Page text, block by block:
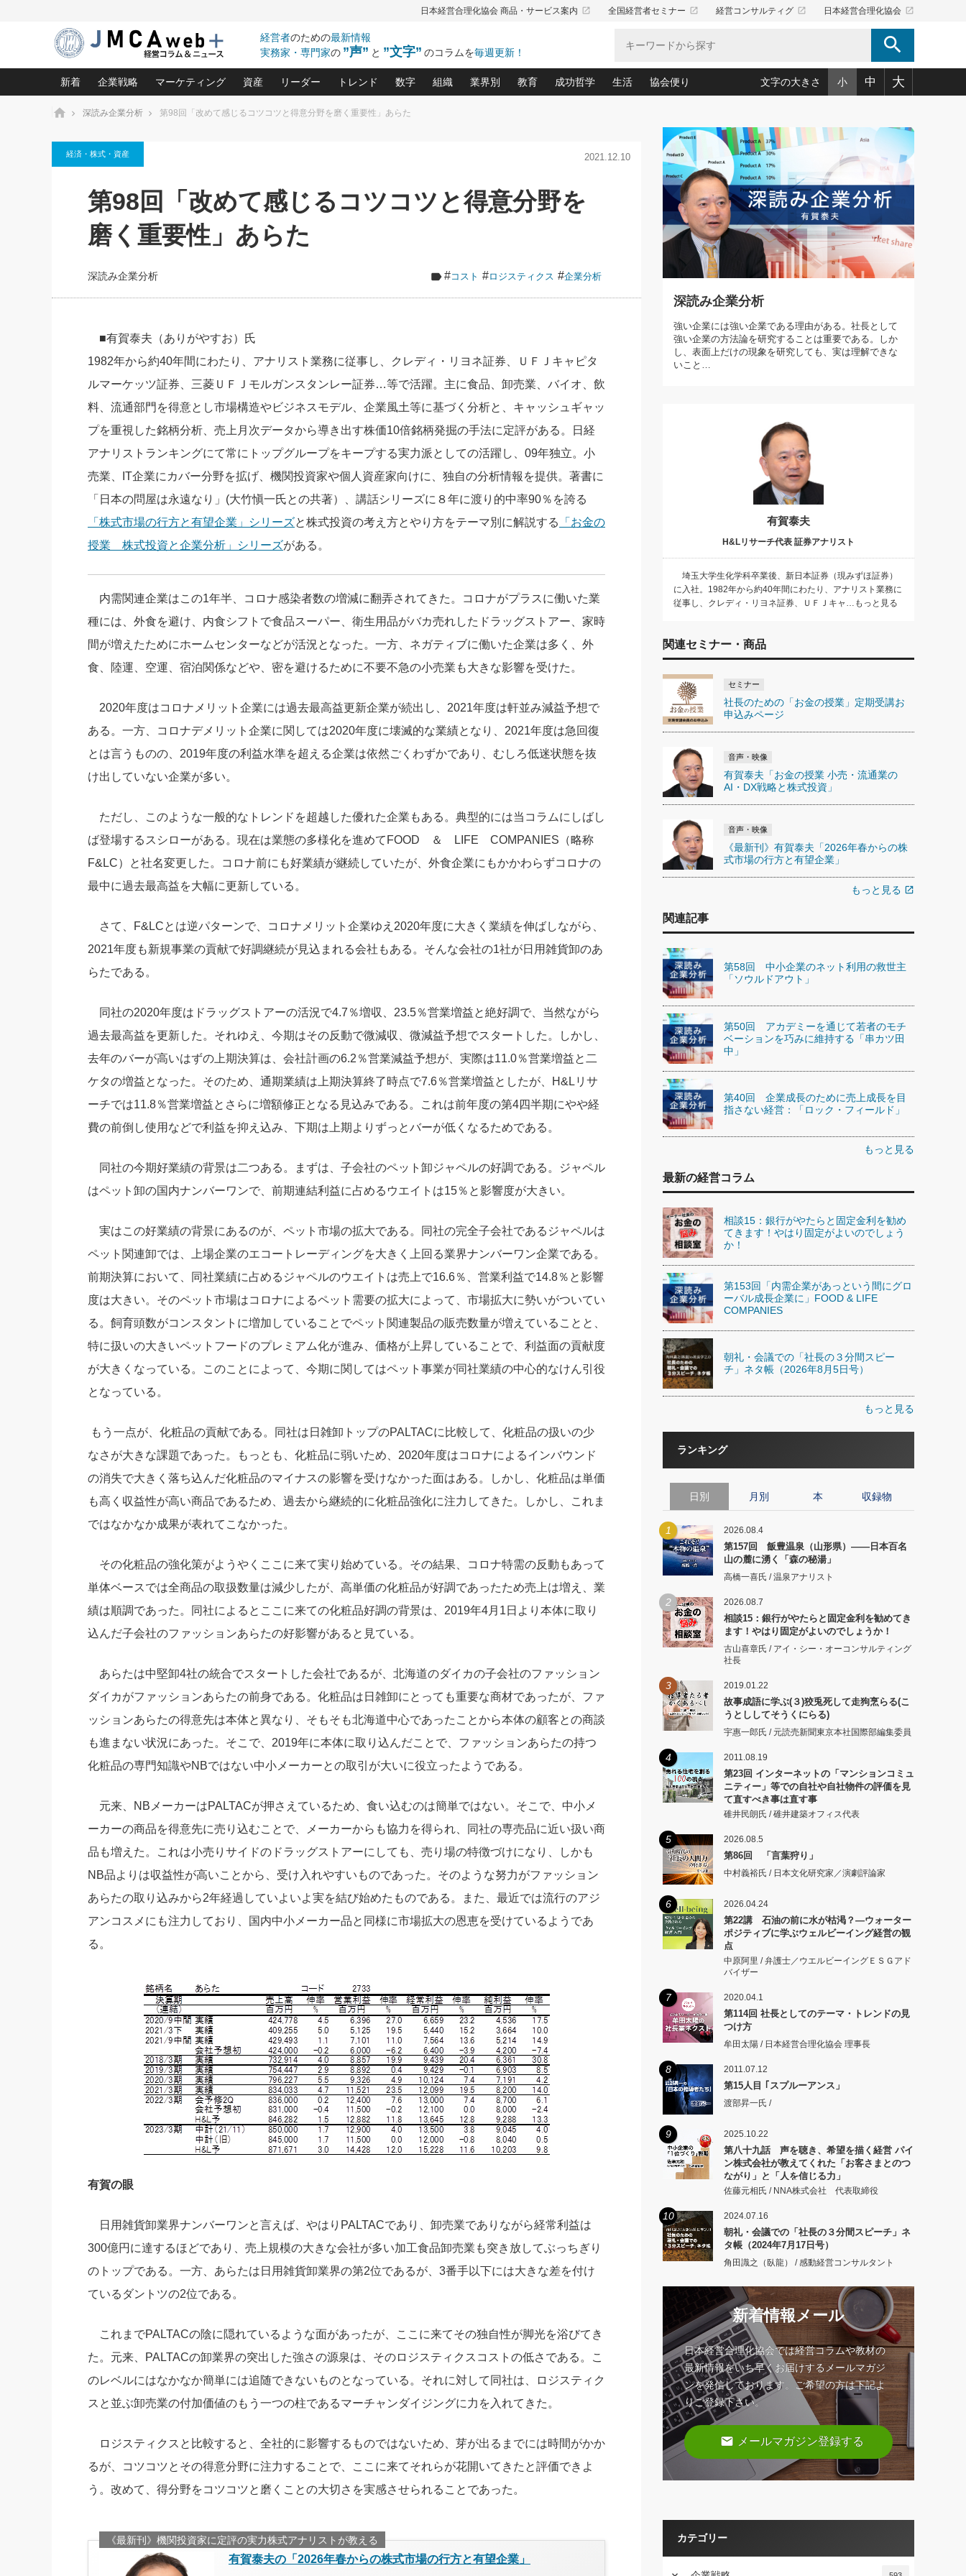
日本経営合理化協会 商品・サービス案内 launch 全国経営者セミナー launch 経営コンサルティグ launch 日本経営合理化協会 launch
経営者のための最新情報
実務家・専門家の ”声” と ”文字” のコラムを毎週更新！ search
新着
相談15：銀行がやたらと固定金
利を勧めてきます！やはり固定
がよいのでしょうか！
2026.08.7
第153回「内需企業があっとい
う間にグローバル成長企業に」
FOOD & LIFE COMPANIES
朝礼・会議での「社長の３分間
日号）
2026.08.5
第86回 「言葉狩り」
もっとみる
企業戦略
中小企業の「１位づくり」戦略(96)
利益を最大化する「業務改善」横田尚哉氏(5)
強い会社を築く ビジネス・クリニック(240)
日本レーザー「人を大切にしながら利益を上げる経営」の極意
(3)
武器としてのM&A入門(3)
社長のための“儲かる通販”戦略視点(151)
継続経営 百話百行(85)
マーケティング
ロングセラーの玉手箱(9)
大復活＆快進撃！ユニバーサルスタジオジャパンの成功要因と
は(5)
資産
中国経済の最新動向(204)
事業承継の前に、決めておきたい、知っておきたい、やってお
きたいコト(12)
会社と社長のための資産管理講座(95)
リーダー
ピョートル・F・グジバチの『経営戦略の新常識』(12)
指導者たる者かくあるべし(635)
朝礼・会議での「社長の３分間スピーチ」ネタ帳(159)
楠木建の「経営知になる考え方」(57)
次もあなたにお願いしたいと思われる「一流の仕事術」(28)
酒井英之の社長のビジョン実現道場(10)
トレンド
北村森の「今月のヒット商品」(109)
数字
おカネが残る決算書にするために、やっておきたいこと(34)
会社を守り抜くための緊急対策(100)
強い決算書の会社はココが違う！(36)
決算書の“見える化”術(12)
組織
職場の生産性を下げるハラスメントの予防策(10)
賃金決定の定石(68)
顧客・社員・社会から支持される「ウェルビーイング経営入
業界別
大久保一彦の“流行る”お店の仕組みづくり(210)
柿内幸夫─社長のための現場改善(174)
教育
あなただからお願いしたいと思われる 気配りの達人(127)
クレーム対応 実践マニュアル(92)
クレーム対応の新知識と新常識(57)
デキル社員に育てる！ 社員教育の決め手(203)
東川鷹年の「中小企業の人育て」(38)
業績アップにつながる！ワンランク上の手紙・メール術(100)
行動科学マネジメント(5)
成功哲学
中国哲学に学ぶ 不況は会社守成の好機(38)
令和時代の「社長の人間力の磨き方」(86)
先人の名句名言の教え 東洋思想に学ぶ経営学(132)
渡部昇一の「日本の指導者たち」(32)
経営に活かす“十八史略”(30)
生活
おのころ心平の ──社長のための「か・ら・だマネジメント」
(50)
デジタルＡＶを味方に！新・仕事術(180)
リーダー脳の鍛え方(32)
ワインを楽しむ基礎レッスン(12)
必読！社長が読むべき今月の4冊(88)
眼と耳で楽しむ読書術(162)
社長の「氣」(30)
米国スポーツ・ビジネスに学ぶ心理学(98)
高橋一喜の『これぞ！"本物の温泉"』(157)
協会便り
「愛読者通信」著者インタビュー(44)
ビジネス見聞録 経営ニュース(100)
作間信司の経営無形庵(けいえいむぎょうあん)(166)
経営セミナー情報局(1)
繁栄への着眼点 牟田太陽(76)
講話を聞いて学ぼう 実学・耳学・磨く「ミミガク」のすすめ
文字の大きさ 小 中 大
ホーム 深読み企業分析 第98回「改めて感じるコツコツと得意分野を磨く重要性」あらた
経済・株式・資産 2021.12.10
第98回「改めて感じるコツコツと得意分野を
磨く重要性」あらた
深読み企業分析 #コスト #ロジスティクス #企業分析
■有賀泰夫（ありがやすお）氏
1982年から約40年間にわたり、アナリスト業務に従事し、クレディ・リヨネ証券、ＵＦＪキャピタ
ルマーケッツ証券、三菱ＵＦＪモルガンスタンレー証券…等で活躍。主に食品、卸売業、バイオ、飲
料、流通部門を得意とし市場構造やビジネスモデル、企業風土等に基づく分析と、キャッシュギャッ
プを重視した銘柄分析、売上月次データから導き出す株価10倍銘柄発掘の手法に定評がある。日経
アナリストランキングにて常にトップグループをキープする実力派としての活躍し、09年独立。小
売業、IT企業にカバー分野を拡げ、機関投資家や個人資産家向けに、独自の分析情報を提供。著書に
「日本の問屋は永遠なり」(大竹愼一氏との共著）、講話シリーズに８年に渡り的中率90％を誇る
「株式市場の行方と有望企業」シリーズと株式投資の考え方とやり方をテーマ別に解説する
「お金の
授業 株式投資と企業分析」シリーズがある。
内需関連企業はこの1年半、コロナ感染者数の増減に翻弄されてきた。コロナがプラスに働いた業
種には、外食を避け、内食シフトで食品スーパー、衛生用品がバカ売れしたドラッグストアー、家時
間が増えたためにホームセンターなどが活況となった。一方、ネガティブに働いた企業は多く、外
食、陸運、空運、宿泊関係などや、密を避けるために不要不急の小売業も大きな影響を受けた。
2020年度はコロナメリット企業には過去最高益更新企業が続出し、2021年度は軒並み減益予想で
ある。一方、コロナデメリット企業に関しては2020年度に壊滅的な業績となり、2021年度は急回復
とは言うものの、2019年度の利益水準を超える企業は依然ごくわずかであり、むしろ低迷状態を抜
け出していない企業が多い。
ただし、このような一般的なトレンドを超越した優れた企業もある。典型的には当コラムにしばし
ば登場するスシローがある。現在は業態の多様化を進めてFOOD ＆ LIFE COMPANIES（略称
F&LC）と社名変更した。コロナ前にも好業績が継続していたが、外食企業にもかかわらずコロナの
最中に過去最高益を大幅に更新している。
さて、F&LCとは逆パターンで、コロナメリット企業ゆえ2020年度に大きく業績を伸ばしながら、
2021年度も新規事業の貢献で好調継続が見込まれる会社もある。そんな会社の1社が日用雑貨卸のあ
らたである。
同社の2020年度はドラッグストアーの活況で4.7％増収、23.5％営業増益と絶好調で、当然ながら
過去最高益を更新した。それゆえ、今期はその反動で微減収、微減益予想でスタートした。しかし、
去年のバーが高いはずの上期決算は、会社計画の6.2％営業減益予想が、実際は11.0％営業増益と二
ケタの増益となった。そのため、通期業績は上期決算終了時点で7.6％営業増益としたが、H&Lリサ
ーチでは11.8％営業増益とさらに増額修正となる見込みである。これは前年度の第4四半期にやや経
費の前倒し使用などで利益を抑え込み、下期は上期よりずっとバーが低くなるためである。
同社の今期好業績の背景は二つある。まずは、子会社のペット卸ジャペルの好調である。ジャペル
はペット卸の国内ナンバーワンで、前期連結利益に占めるウエイトは15％と影響度が大きい。
実はこの好業績の背景にあるのが、ペット市場の拡大である。同社の完全子会社であるジャペルは
ペット関連卸では、上場企業のエコートレーディングを大きく上回る業界ナンバーワン企業である。
前期決算において、同社業績に占めるジャペルのウエイトは売上で16.6％、営業利益で14.8％と影響
度は大きい。そのペット市場はコロナによるペット需要の拡大によって、市場拡大に勢いがついてい
る。飼育頭数がコンスタントに増加していることでペット関連製品の販売数量が増えていることと、
特に扱いの大きいペットフードのプレミアム化が進み、価格が上昇していることで、利益面の貢献度
が大きくなっている。このことによって、今期に関してはペット事業が同社業績の中心的なけん引役
となっている。
もう一点が、化粧品の貢献である。同社は日雑卸トップのPALTACに比較して、化粧品の扱いの少
なさが大きな課題であった。もっとも、化粧品に弱いため、2020年度はコロナによるインバウンド
の消失で大きく落ち込んだ化粧品のマイナスの影響を受けなかった面はある。しかし、化粧品は単価
も高く収益性が高い商品であるため、過去から継続的に化粧品強化に注力してきた。しかし、これま
ではなかなか成果が表れてこなかった。
その化粧品の強化策がようやくここに来て実り始めている。その結果、コロナ特需の反動もあって
単体ベースでは全商品の取扱数量は減少したが、高単価の化粧品が好調であったため売上は増え、業
績は順調であった。同社によるとここに来ての化粧品好調の背景は、2019年4月1日より本体に取り
込んだ子会社のファッションあらたの好影響があると見ている。
あらたは中堅卸4社の統合でスタートした会社であるが、北海道のダイカの子会社のファッション
ダイカがファッションあらたの前身である。化粧品は日雑卸にとっても重要な商材であったが、ファ
ッションあらたの得意先は本体と異なり、そもそも北海道中心であったことから本体の顧客との商談
も進まない状況にあった。そこで、2019年に本体に取り込んだことで、ファッションあらたの持つ
化粧品の専門知識やNBではない中小メーカーとの取引が大いに役立ったようである。
元来、NBメーカーはPALTACが押さえているため、食い込むのは簡単ではない。そこで、中小メ
ーカーの商品を得意先に売り込むことで、メーカーからも協力を得られ、同社の専売品に近い扱い商
品も増えた。これは小売りサイドのドラッグストアーにしても、売り場の特徴づけになり、しかも
NB品よりは収益性が高いことから、受け入れやすいものであった。そのような努力がファッション
あらたの取り込みから2年経過していよいよ実を結び始めたものである。また、最近では流行のアジ
アンコスメにも注力しており、国内中小メーカー品と同様に市場拡大の恩恵を受けているようであ
る。
有賀の眼
日用雑貨卸業界ナンバーワンと言えば、やはりPALTACであり、卸売業でありながら経常利益は
300億円に達するほどであり、売上規模の大きな会社が多い加工食品卸売業も突き放してぶっちぎり
のトップである。一方、あらたは日用雑貨卸業界の第2位であるが、3番手以下には大きな差を付け
ているダントツの2位である。
これまでPALTACの陰に隠れているような面があったが、ここに来てその独自性が脚光を浴びてき
た。元来、PALTACの卸業界の突出した強さの源泉は、そのロジスティクスコストの低さである。こ
のレベルにはなかなか簡単には追随できないものとなっている。それに対して同社は、ロジスティク
スと並ぶ卸売業の付加価値のもう一つの柱であるマーチャンダイジングに力を入れてきた。
ロジスティクスと比較すると、全社的に影響するものではないため、芽が出るまでには時間がかか
るが、コツコツとその得意分野に注力することで、ここに来てそれらが花開いてきたと評価できよ
う。改めて、得分野をコツコツと磨くことの大切さを実感させられることであった。
《最新刊》機関投資家に定評の実力株式アナリストが教える
有賀泰夫の「2026年春からの株式市場の行方と有望企業」
深読み企業分析
強い企業には強い企業である理由がある。社長として
強い企業の方法論を研究することは重要である。しか
し、表面上だけの現象を研究しても、実は理解できな
いこと…
有賀泰夫
H&Lリサーチ代表 証券アナリスト
埼玉大学生化学科卒業後、新日本証券（現みずほ証券）
に入社。1982年から約40年間にわたり、アナリスト業務に
従事し、クレディ・リヨネ証券、ＵＦＪキャ…もっと見る
関連セミナー・商品
セミナー
社長のための「お金の授業」定期受講お
申込みページ
音声・映像
有賀泰夫「お金の授業 小売・流通業の
AI・DX戦略と株式投資」
音声・映像
《最新刊》有賀泰夫「2026年春からの株
式市場の行方と有望企業」
もっと見る open_in_new
関連記事
第58回 中小企業のネット利用の救世主
「ソウルドアウト」
第50回 アカデミーを通じて若者のモチ
ベーションを巧みに維持する「串カツ田
中」
第40回 企業成長のために売上成長を目
指さない経営：「ロック・フィールド」
もっと見る
最新の経営コラム
相談15：銀行がやたらと固定金利を勧め
てきます！やはり固定がよいのでしょう
か！
第153回「内需企業があっという間にグロ
ーバル成長企業に」FOOD & LIFE
COMPANIES
朝礼・会議での「社長の３分間スピー
チ」ネタ帳（2026年8月5日号）
もっと見る
ランキング
日別 月別 本 収録物
1 2026.08.4
第157回 飯豊温泉（山形県）――日本百名
山の麓に湧く「森の秘湯」
高橋一喜氏 / 温泉アナリスト
2 2026.08.7
相談15：銀行がやたらと固定金利を勧めてき
ます！やはり固定がよいのでしょうか！
古山喜章氏 / アイ・シー・オーコンサルティング
社長
3 2019.01.22
故事成語に学ぶ(３)狡兎死して走狗烹らる(こ
うとししてそうくにらる)
宇惠一郎氏 / 元読売新聞東京本社国際部編集委員
4 2011.08.19
第23回 インターネットの「マンションコミュ
ニティー」等での自社や自社物件の評価を見
て直すべき事は直す事
碓井民朗氏 / 碓井建築オフィス代表
5 2026.08.5
第86回 「言葉狩り」
中村義裕氏 / 日本文化研究家／演劇評論家
6 2026.04.24
第22講 石油の前に水が枯渇？―ウォーター
ポジティブに学ぶウェルビーイング経営の観
点
中原阿里 / 弁護士／ウエルビーイングＥＳＧアド
バイザー
7 2020.04.1
第114回 社長としてのテーマ・トレンドの見
つけ方
牟田太陽 / 日本経営合理化協会 理事長
8 2011.07.12
第15人目 ｢スプルーアンス」
渡部昇一氏 /
9 2025.10.22
第八十九話 声を聴き、希望を描く経営 パイ
ン株式会社が教えてくれた「お客さまとのつ
ながり」と「人を信じる力」
佐藤元相氏 / NNA株式会社 代表取締役
10 2024.07.16
朝礼・会議での「社長の３分間スピーチ」ネ
タ帳（2024年7月17日号）
角田識之（臥龍） / 感動経営コンサルタント
新着情報メール
日本経営合理化協会では経営コラムや教材の
最新情報をいち早くお届けするメールマガジ
ンを発信しております。ご希望の方は下記よ
りご登録下さい。
email メールマガジン登録する
カテゴリー